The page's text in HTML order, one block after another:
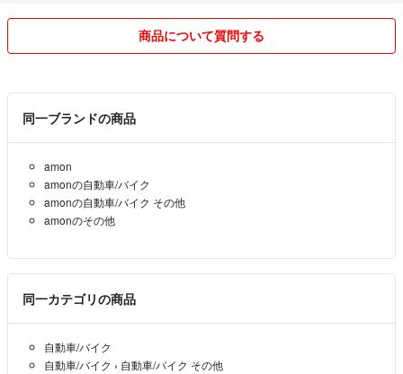
商品について質問する
同一ブランドの商品
amon
amonの自動車/バイク
amonの自動車/バイク その他
amonのその他
同一カテゴリの商品
自動車/バイク
自動車/バイク › 自動車/バイク その他